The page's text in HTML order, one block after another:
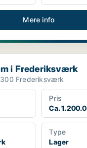
Mere info
i Frederiksværk
Frederiksværk
Pris
Ca.
Type
Lager